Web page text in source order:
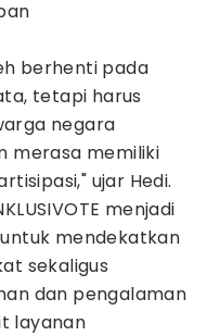
berhenti pada
tetapi harus
negara
merasa memiliki
ujar Hedi.
menjadi
mendekatkan
sekaligus
dan pengalaman
layanan